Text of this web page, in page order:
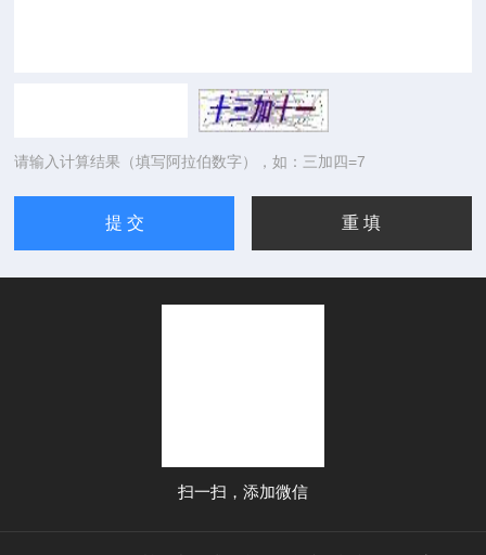
请输入计算结果（填写阿拉伯数字），如：三加四=7
扫一扫，添加微信